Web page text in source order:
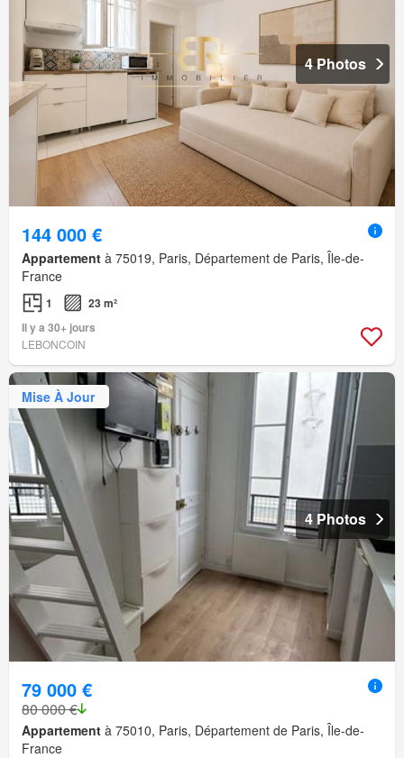
4 Photos
144 000 €
Appartement à 75019, Paris, Département de Paris, Île-de-
France
1
23 m²
Il y a 30+ jours
LEBONCOIN
Mise À Jour
4 Photos
79 000 €
80 000 €
Appartement à 75010, Paris, Département de Paris, Île-de-
France